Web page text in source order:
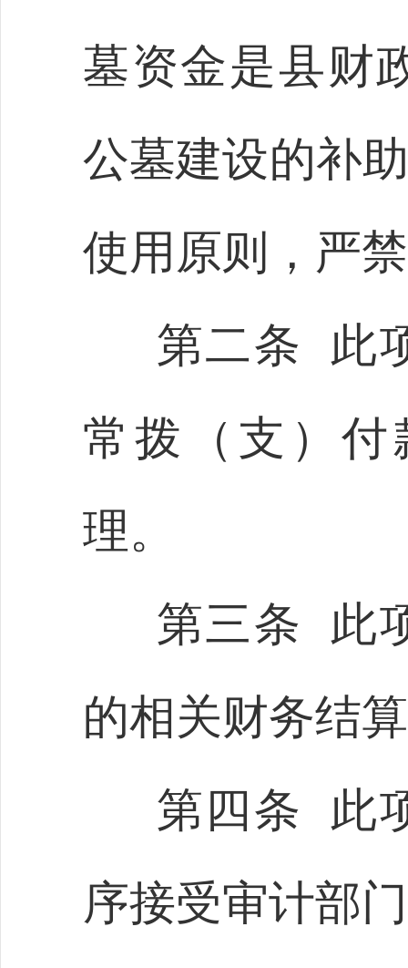
墓资金是县财
公墓建设的补
使用原则，严
第二条 此
常拨（支）
理。
第三条 此
的相关财务结
第四条 此
序接受审计部